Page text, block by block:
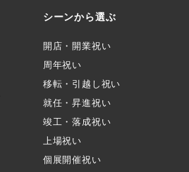
シーンから選ぶ
開店・開業祝い
周年祝い
移転・引越し祝い
就任・昇進祝い
竣工・落成祝い
上場祝い
個展開催祝い